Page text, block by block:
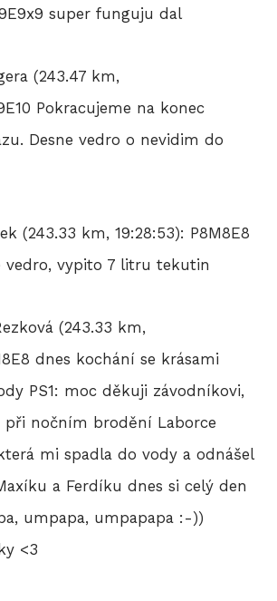
super funguju dal
(243.47 km,
Pokracujeme na konec
Desne vedro o nevidim do
(243.33 km, 19:28:53): P8M8E8
vedro, vypito 7 litru tekutin
(243.33 km,
dnes kochání se krásami
PS1: moc děkuji závodníkovi,
při nočním brodění Laborce
mi spadla do vody a odnášel
a Ferdíku dnes si celý den
umpapa, umpapapa :-))
<3